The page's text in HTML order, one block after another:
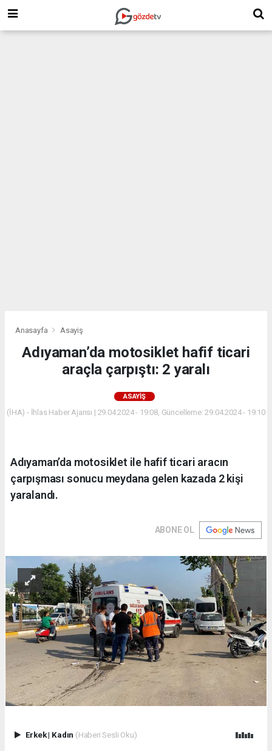
Anasayfa Asayiş
Adıyaman’da motosiklet hafif ticari
araçla çarpıştı: 2 yaralı
ASAYIŞ
(İHA) - İhlas Haber Ajansı | 29.04.2024 - 19:08, Güncelleme: 29.04.2024 - 19:10
Adıyaman’da motosiklet ile hafif ticari aracın
çarpışması sonucu meydana gelen kazada 2 kişi
yaralandı.
ABONE OL
Erkek| Kadın (Haberi Sesli Oku)